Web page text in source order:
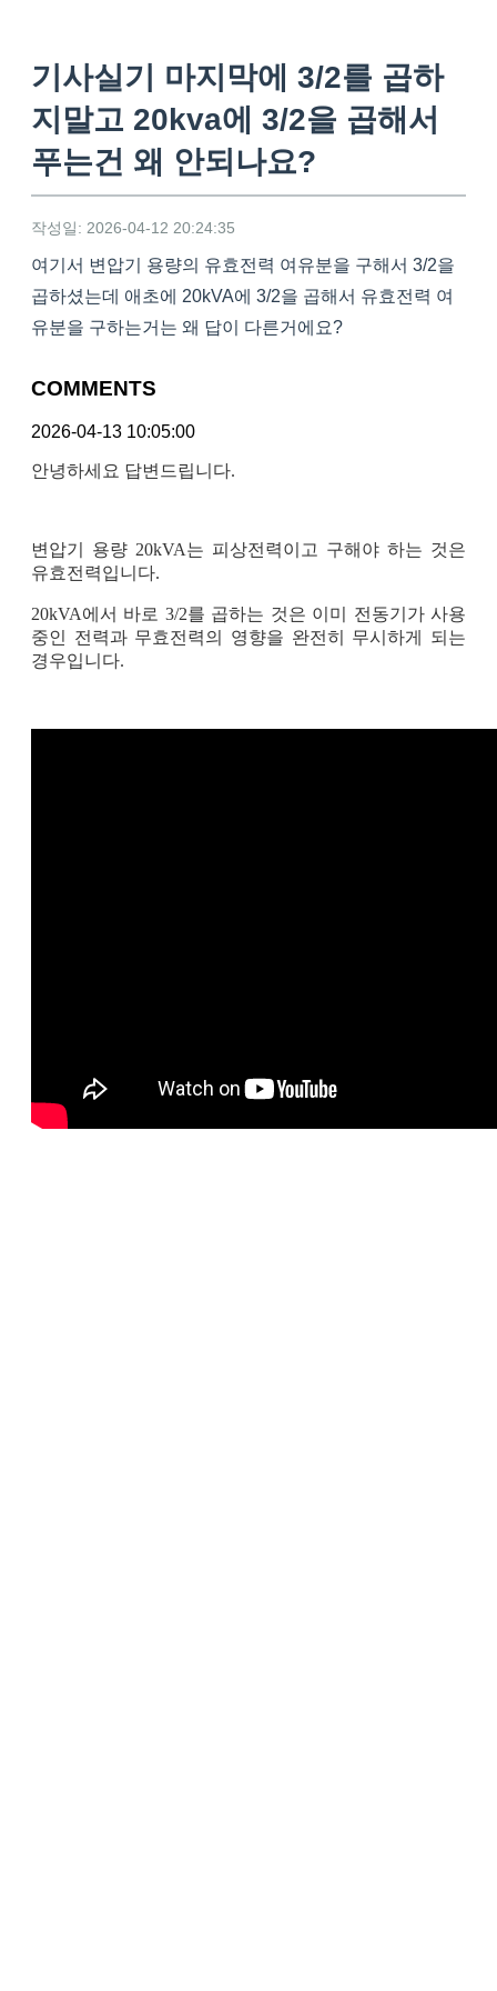
기사실기 마지막에 3/2를 곱하
지말고 20kva에 3/2을 곱해서
푸는건 왜 안되나요?
작성일: 2026-04-12 20:24:35
여기서 변압기 용량의 유효전력 여유분을 구해서 3/2을
곱하셨는데 애초에 20kVA에 3/2을 곱해서 유효전력 여
유분을 구하는거는 왜 답이 다른거에요?
COMMENTS
2026-04-13 10:05:00
안녕하세요 답변드립니다.
변압기 용량 20kVA는 피상전력이고 구해야 하는 것은
유효전력입니다.
20kVA에서 바로 3/2를 곱하는 것은 이미 전동기가 사용
중인 전력과 무효전력의 영향을 완전히 무시하게 되는
경우입니다.